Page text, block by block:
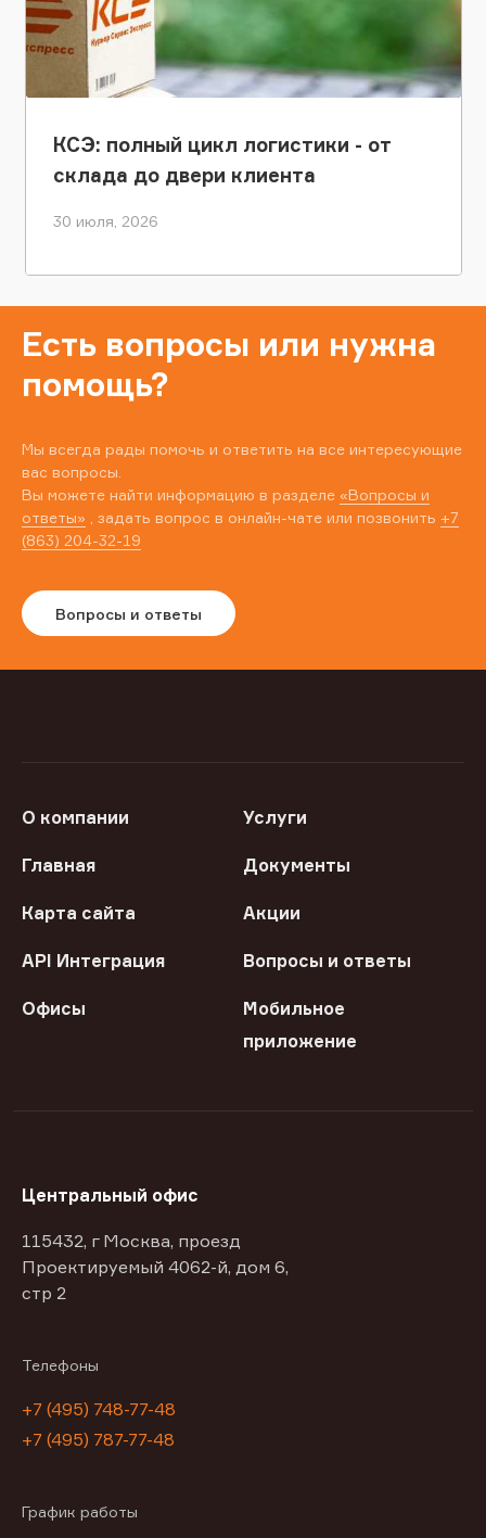
КСЭ: полный цикл логистики - от
склада до двери клиента
30 июля, 2026
Есть вопросы или нужна
помощь?
Мы всегда рады помочь и ответить на все интересующие
вас вопросы.
Вы можете найти информацию в разделе «Вопросы и
ответы» , задать вопрос в онлайн-чате или позвонить +7
(863) 204-32-19
Вопросы и ответы
О компании Услуги
Главная Документы
Карта сайта Акции
API Интеграция Вопросы и ответы
Офисы
Мобильное
приложение
Центральный офис
115432, г Москва, проезд
Проектируемый 4062-й, дом 6,
стр 2
Телефоны
+7 (495) 748-77-48
+7 (495) 787-77-48
График работы